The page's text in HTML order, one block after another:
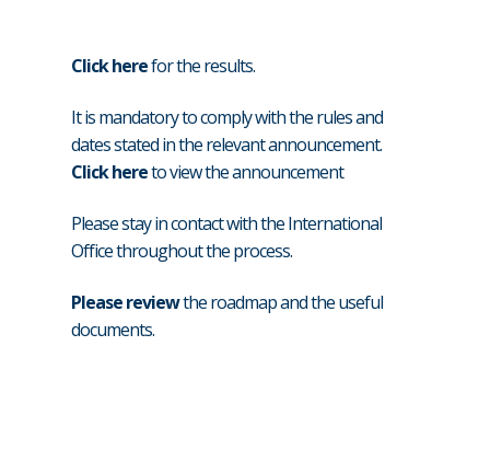
Click herefor the results.
It is mandatory to comply with the rules and
dates stated in the relevant announcement.
Click hereto view the announcement
Please stay in contact with the International
Office throughout the process.
Please reviewthe roadmap and the useful
documents.